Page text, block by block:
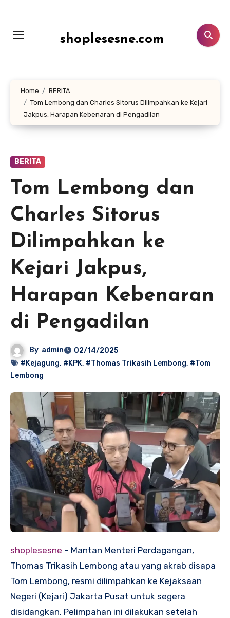
konten
shoplesesne.com
Home
BERITA
Tom Lembong dan Charles Sitorus Dilimpahkan ke Kejari
Jakpus, Harapan Kebenaran di Pengadilan
BERITA
Tom Lembong dan
Charles Sitorus
Dilimpahkan ke
Kejari Jakpus,
Harapan Kebenaran
di Pengadilan
By admin
02/14/2025
#Kejagung, #KPK, #Thomas Trikasih Lembong, #Tom
Lembong
shoplesesne – Mantan Menteri Perdagangan,
Thomas Trikasih Lembong atau yang akrab disapa
Tom Lembong, resmi dilimpahkan ke Kejaksaan
Negeri (Kejari) Jakarta Pusat untuk segera
disidangkan. Pelimpahan ini dilakukan setelah